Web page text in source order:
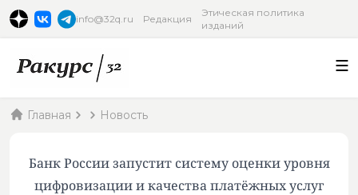
info@32q.ru Редакция
Этическая политика
изданий
Главная Новость
Банк России запустит систему оценки уровня
цифровизации и качества платёжных услуг